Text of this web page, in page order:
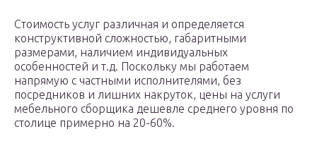
Стоимость услуг различная и определяется
конструктивной сложностью, габаритными
размерами, наличием индивидуальных
особенностей и т.д. Поскольку мы работаем
напрямую с частными исполнителями, без
посредников и лишних накруток, цены на услуги
мебельного сборщика дешевле среднего уровня по
столице примерно на 20-60%.